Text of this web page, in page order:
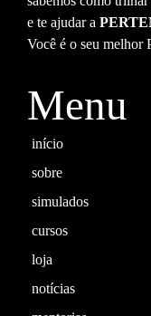
e te ajudar a
Você é o seu melhor
Menu
início
sobre
simulados
cursos
loja
notícias